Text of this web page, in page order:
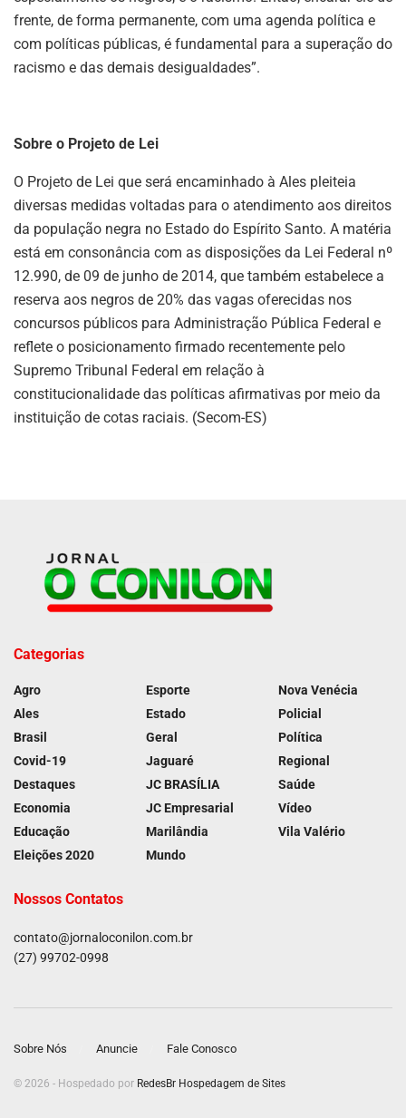
frente, de forma permanente, com uma agenda política e
com políticas públicas, é fundamental para a superação do
racismo e das demais desigualdades”.
Sobre o Projeto de Lei
O Projeto de Lei que será encaminhado à Ales pleiteia
diversas medidas voltadas para o atendimento aos direitos
da população negra no Estado do Espírito Santo. A matéria
está em consonância com as disposições da Lei Federal nº
12.990, de 09 de junho de 2014, que também estabelece a
reserva aos negros de 20% das vagas oferecidas nos
concursos públicos para Administração Pública Federal e
reflete o posicionamento firmado recentemente pelo
Supremo Tribunal Federal em relação à
constitucionalidade das políticas afirmativas por meio da
instituição de cotas raciais. (Secom-ES)
Categorias
Agro
Ales
Brasil
Covid-19
Destaques
Economia
Educação
Eleições 2020
Esporte
Estado
Geral
Jaguaré
JC BRASÍLIA
JC Empresarial
Marilândia
Mundo
Nova Venécia
Policial
Política
Regional
Saúde
Vídeo
Vila Valério
Nossos Contatos
contato@jornaloconilon.com.br
(27) 99702-0998
Sobre Nós Anuncie Fale Conosco
© 2026 - Hospedado por RedesBr Hospedagem de Sites